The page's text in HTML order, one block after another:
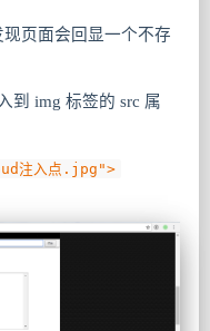
页面会回显一个不存
到 img 标签的 src 属
注入点.jpg">